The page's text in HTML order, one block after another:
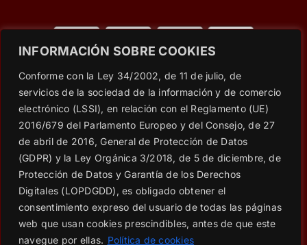
INFORMACIÓN SOBRE COOKIES
Conforme con la Ley 34/2002, de 11 de julio, de
servicios de la sociedad de la información y de comercio
electrónico (LSSI), en relación con el Reglamento (UE)
2016/679 del Parlamento Europeo y del Consejo, de 27
de abril de 2016, General de Protección de Datos
(GDPR) y la Ley Orgánica 3/2018, de 5 de diciembre, de
Protección de Datos y Garantía de los Derechos
Digitales (LOPDGDD), es obligado obtener el
consentimiento expreso del usuario de todas las páginas
web que usan cookies prescindibles, antes de que este
navegue por ellas. Política de cookies
© Copyright 2023 - 2026 | Wet Secrets | All Rights
Reserved | Powered bySocial Web SEO
Aviso Legal|RRSS: Política de PRIVACIDAD|Política de
privacidad|Política de cookies|Condiciones generales de
contratación
Consentimiento para suscripción al BLOG
informativas en formularios web